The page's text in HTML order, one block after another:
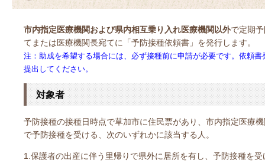
市内指定医療機関および県内相互乗り入れ医療機関以外で定期
てまたは医療機関長宛てに「予防接種依頼書」を発行します。
注：助成を希望する場合には、必ず接種前に申請が必要です。依頼
提出してください。
対象者
予防接種の接種日時点で草加市に住民票があり、市内指定医療
で予防接種を受ける、次のいずれかに該当する人。
1.保護者の出産に伴う里帰りで県外に居所を有し、予防接種を